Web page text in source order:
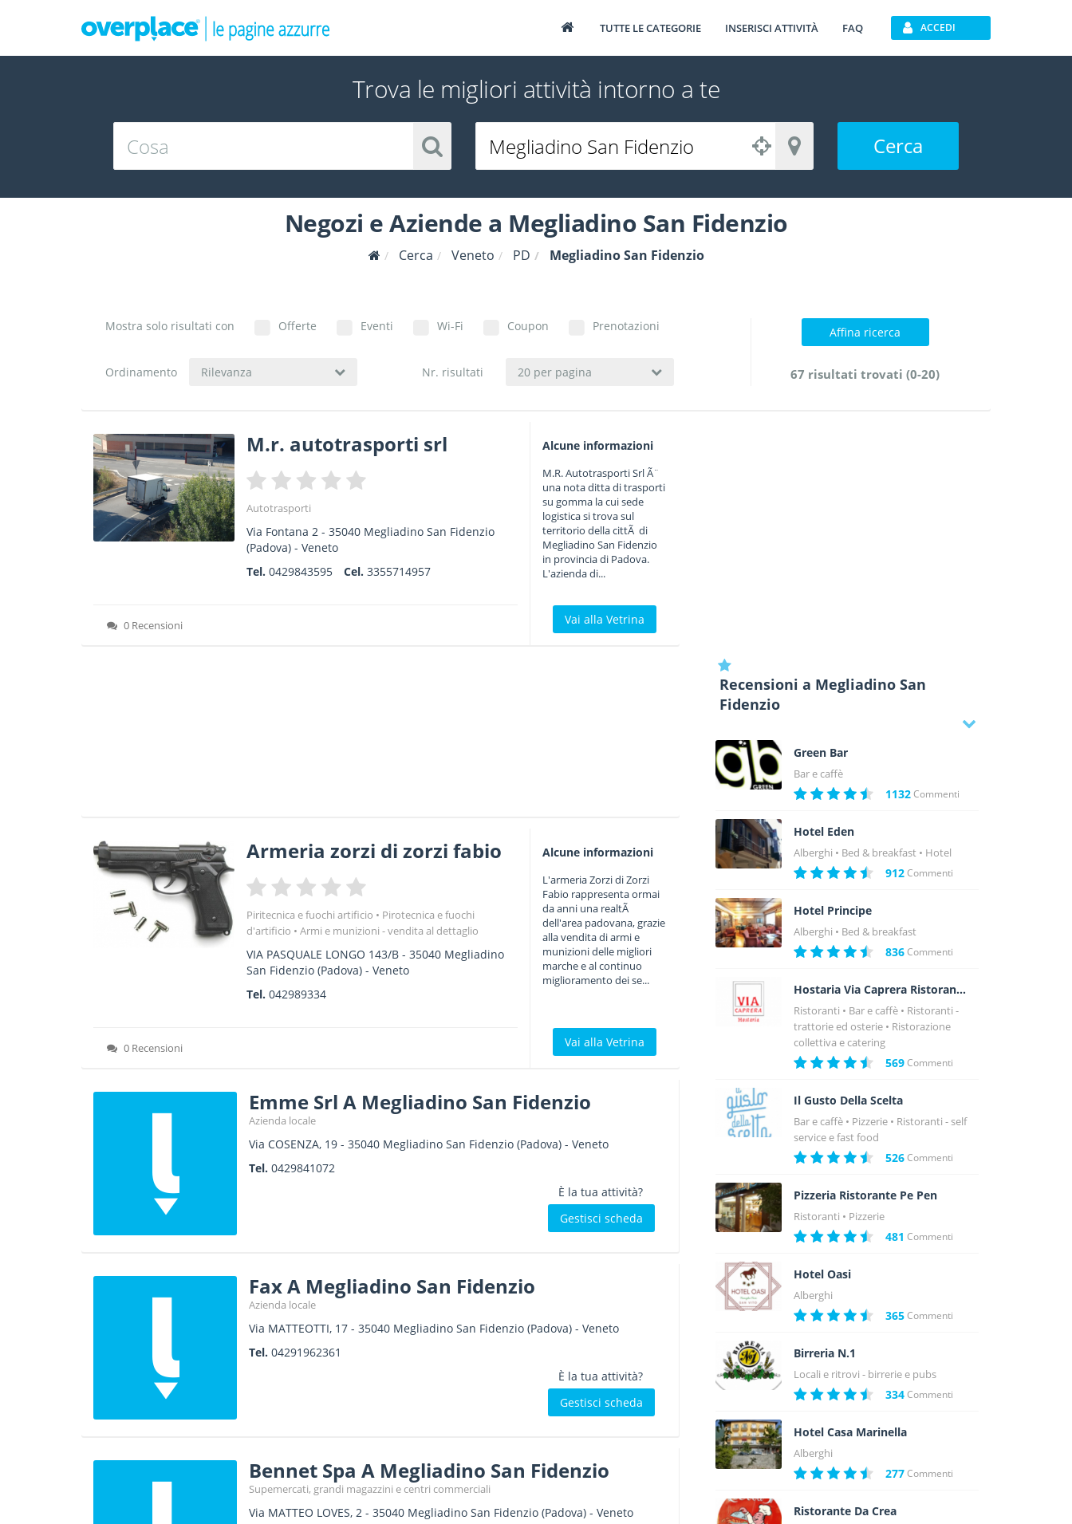
TUTTE LE CATEGORIE INSERISCI ATTIVITÀ FAQ ACCEDI
Trova le migliori attività intorno a te
Cerca
Negozi e Aziende a Megliadino San Fidenzio
Cerca Veneto PD Megliadino San Fidenzio
Mostra solo risultati con Offerte Eventi Wi-Fi Coupon Prenotazioni
Ordinamento Rilevanza Nr. risultati 20 per pagina
Affina ricerca
67 risultati trovati (0-20)
M.r. autotrasporti srl
Autotrasporti
Via Fontana 2 -35040 Megliadino San Fidenzio
(Padova) -Veneto
Tel.0429843595 Cel.3355714957
0 Recensioni
Alcune informazioni
M.R. Autotrasporti Srl Ã¨
una nota ditta di trasporti
su gomma la cui sede
logistica si trova sul
territorio della cittÃ di
Megliadino San Fidenzio
in provincia di Padova.
L'azienda di...
Vai alla Vetrina
Armeria zorzi di zorzi fabio
Piritecnica e fuochi artificio
Pirotecnica e fuochi
d'artificio
Armi e munizioni - vendita al dettaglio
VIA PASQUALE LONGO 143/B -35040 Megliadino
San Fidenzio (Padova) -Veneto
Tel.042989334
0 Recensioni
Alcune informazioni
L'armeria Zorzi di Zorzi
Fabio rappresenta ormai
da anni una realtÃ
dell'area padovana, grazie
alla vendita di armi e
munizioni delle migliori
marche e al continuo
miglioramento dei se...
Vai alla Vetrina
Emme Srl A Megliadino San Fidenzio
Azienda locale
Via COSENZA, 19- 35040 Megliadino San Fidenzio(Padova) - Veneto
Tel. 0429841072
È la tua attività?
Gestisci scheda
Fax A Megliadino San Fidenzio
Azienda locale
Via MATTEOTTI, 17- 35040 Megliadino San Fidenzio(Padova) - Veneto
Tel. 04291962361
È la tua attività?
Gestisci scheda
Bennet Spa A Megliadino San Fidenzio
Supemercati, grandi magazzini e centri commerciali
Via MATTEO LOVES, 2- 35040 Megliadino San Fidenzio(Padova) - Veneto
Recensioni a Megliadino San
Fidenzio
Green Bar
Bar e caffè
1132Commenti
Hotel Eden
Alberghi Bed & breakfast Hotel
912Commenti
Hotel Principe
Alberghi Bed & breakfast
836Commenti
Hostaria Via Caprera Ristorante
Ristoranti Bar e caffè
Ristoranti -
trattorie ed osterie
Ristorazione
collettiva e catering
569Commenti
Il Gusto Della Scelta
Bar e caffè Pizzerie
Ristoranti - self
service e fast food
526Commenti
Pizzeria Ristorante Pe Pen
Ristoranti Pizzerie
481 Commenti
Hotel Oasi
Alberghi
365Commenti
Birreria N.1
Locali e ritrovi - birrerie e pubs
334Commenti
Hotel Casa Marinella
Alberghi
277Commenti
Ristorante Da Crea